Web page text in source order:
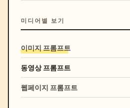
미디어별 보기
이미지 프롬프트
동영상 프롬프트
웹페이지 프롬프트